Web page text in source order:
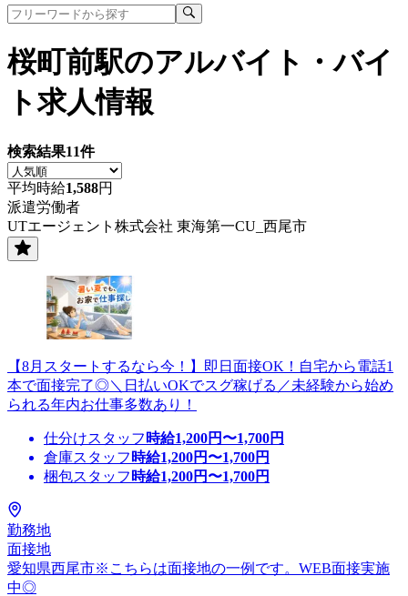
桜町前駅のアルバイト・バイ
ト求人情報
検索結果11件
平均時給1,588円
派遣労働者
UTエージェント株式会社 東海第一CU_西尾市
【8月スタートするなら今！】即日面接OK！自宅から電話1
本で面接完了◎＼日払いOKでスグ稼げる／未経験から始め
られる年内お仕事多数あり！
仕分けスタッフ 時給1,200円〜1,700円
倉庫スタッフ 時給1,200円〜1,700円
梱包スタッフ 時給1,200円〜1,700円
勤務地
面接地
愛知県西尾市※こちらは面接地の一例です。WEB面接実施
中◎